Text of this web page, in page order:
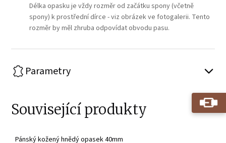
Délka opasku je vždy rozměr od začátku spony (včetně
spony) k prostřední dírce - viz obrázek ve fotogalerii. Tento
rozměr by měl zhruba odpovídat obvodu pasu.
Parametry
Související produkty
Pánský kožený hnědý opasek 40mm